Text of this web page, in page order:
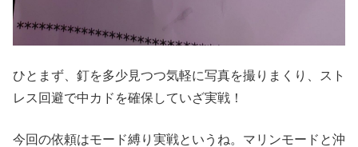
ひとまず、釘を多少⾒つつ気軽に写真を撮りまくり、スト
レス回避で中カドを確保していざ実戦！
今回の依頼はモード縛り実戦というね。マリンモードと沖